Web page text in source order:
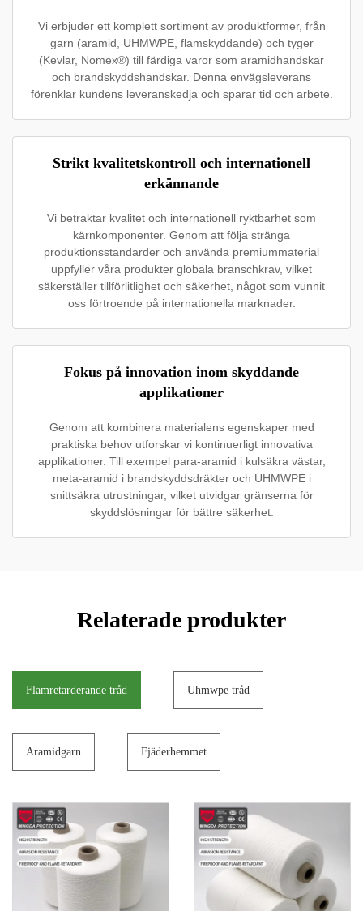
Vi erbjuder ett komplett sortiment av produktformer, från
garn (aramid, UHMWPE, flamskyddande) och tyger
(Kevlar, Nomex®) till färdiga varor som aramidhandskar
och brandskyddshandskar. Denna envägsleverans
förenklar kundens leveranskedja och sparar tid och arbete.
Strikt kvalitetskontroll och internationell
erkännande
Vi betraktar kvalitet och internationell ryktbarhet som
kärnkomponenter. Genom att följa stränga
produktionsstandarder och använda premiummaterial
uppfyller våra produkter globala branschkrav, vilket
säkerställer tillförlitlighet och säkerhet, något som vunnit
oss förtroende på internationella marknader.
Fokus på innovation inom skyddande
applikationer
Genom att kombinera materialens egenskaper med
praktiska behov utforskar vi kontinuerligt innovativa
applikationer. Till exempel para-aramid i kulsäkra västar,
meta-aramid i brandskyddsdräkter och UHMWPE i
snittsäkra utrustningar, vilket utvidgar gränserna för
skyddslösningar för bättre säkerhet.
Relaterade produkter
Flamretarderande tråd Uhmwpe tråd
Aramidgarn Fjäderhemmet